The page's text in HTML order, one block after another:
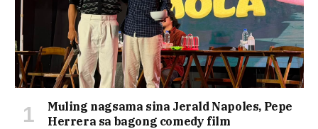
Muling nagsama sina Jerald Napoles, Pepe
Herrera sa bagong comedy film